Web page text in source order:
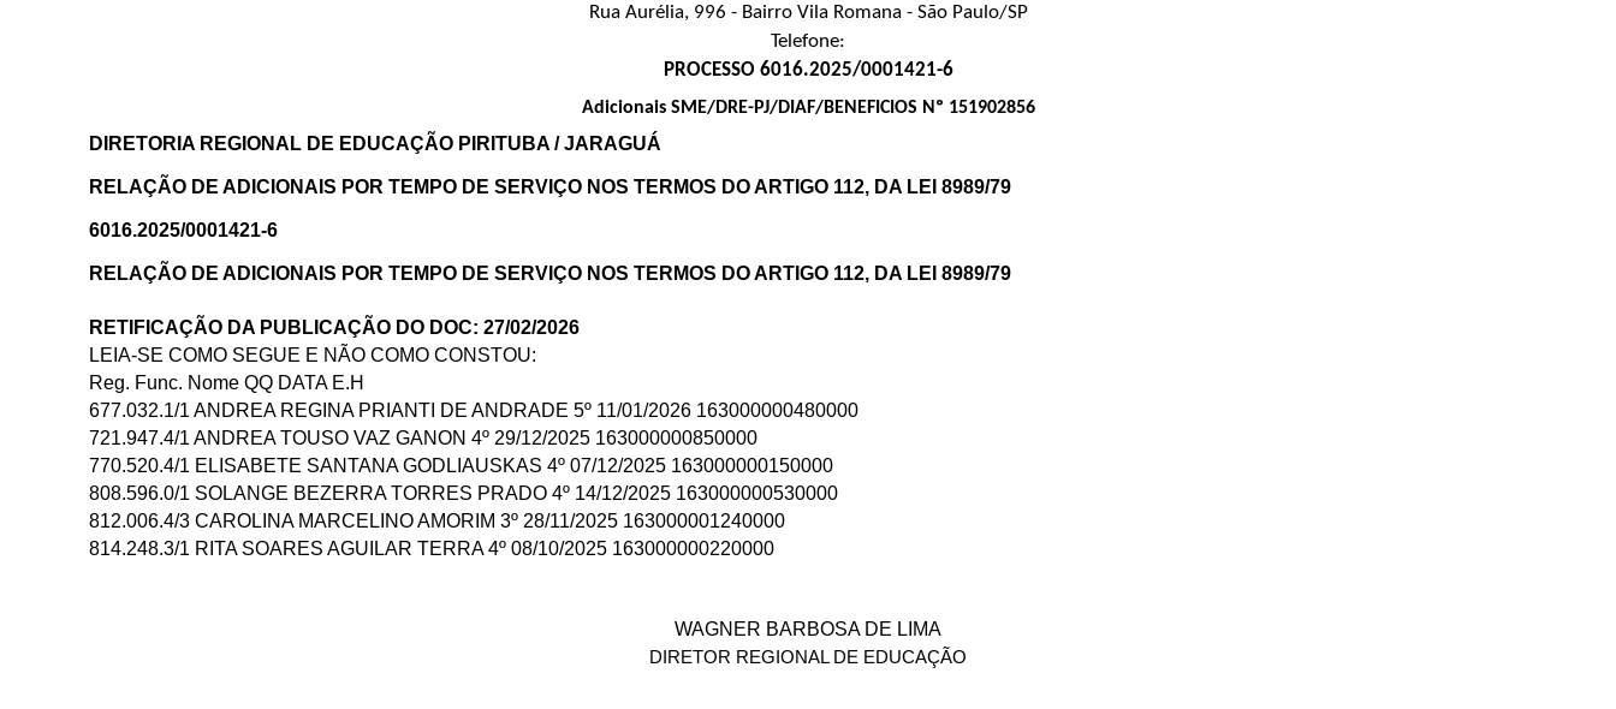
Rua Aurélia, 996 - Bairro Vila Romana - São Paulo/SP
Telefone:
PROCESSO 6016.2025/0001421-6
Adicionais SME/DRE-PJ/DIAF/BENEFICIOS Nº 151902856
DIRETORIA REGIONAL DE EDUCAÇÃO PIRITUBA / JARAGUÁ
RELAÇÃO DE ADICIONAIS POR TEMPO DE SERVIÇO NOS TERMOS DO ARTIGO 112, DA LEI 8989/79
6016.2025/0001421-6
RELAÇÃO DE ADICIONAIS POR TEMPO DE SERVIÇO NOS TERMOS DO ARTIGO 112, DA LEI 8989/79
RETIFICAÇÃO DA PUBLICAÇÃO DO DOC: 27/02/2026
LEIA-SE COMO SEGUE E NÃO COMO CONSTOU:
Reg. Func. Nome QQ DATA E.H
677.032.1/1 ANDREA REGINA PRIANTI DE ANDRADE 5º 11/01/2026 163000000480000
721.947.4/1 ANDREA TOUSO VAZ GANON 4º 29/12/2025 163000000850000
770.520.4/1 ELISABETE SANTANA GODLIAUSKAS 4º 07/12/2025 163000000150000
808.596.0/1 SOLANGE BEZERRA TORRES PRADO 4º 14/12/2025 163000000530000
812.006.4/3 CAROLINA MARCELINO AMORIM 3º 28/11/2025 163000001240000
814.248.3/1 RITA SOARES AGUILAR TERRA 4º 08/10/2025 163000000220000
WAGNER BARBOSA DE LIMA
DIRETOR REGIONAL DE EDUCAÇÃO